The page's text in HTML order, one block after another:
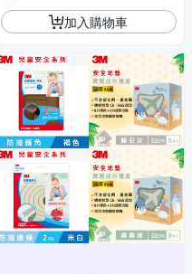
加入購物車